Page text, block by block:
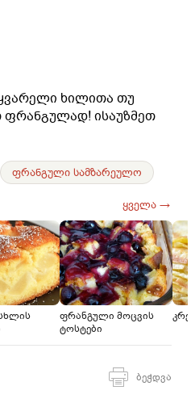
ხილითა თუ
ფრანგულად! ისაუზმეთ
ფრანგული სამზარეულო
ყველა →
ფრანგული მოცვის
ტოსტები
ბეჭდვა